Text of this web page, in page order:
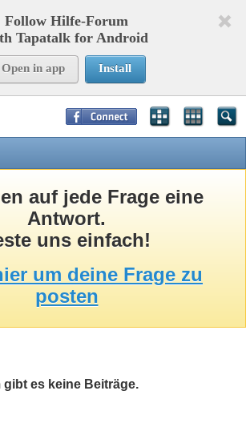
Follow Hilfe-Forum
Tapatalk for Android
Open in app Install
auf jede Frage eine
Antwort.
uns einfach!
um deine Frage zu
posten
gibt es keine Beiträge.